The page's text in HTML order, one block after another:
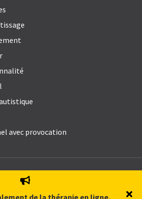
de la thérapie en ligne.
avec provocation
Psychology Inc. All Rights Reserved.